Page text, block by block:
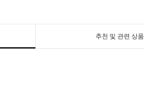
추천 및 관련 상품